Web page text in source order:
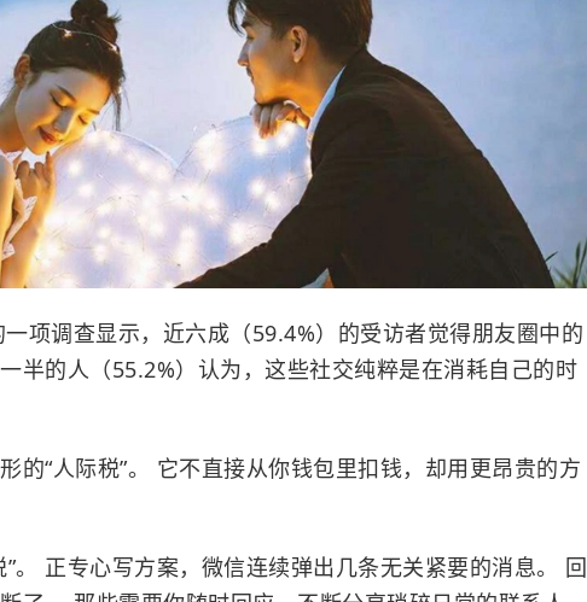
项调查显示，近六成（59.4%）的受访者觉得朋友圈中的
半的人（55.2%）认为，这些社交纯粹是在消耗自己的时
的“人际税”。 它不直接从你钱包里扣钱，却用更昂贵的方
。 正专心写方案，微信连续弹出几条无关紧要的消息。 回